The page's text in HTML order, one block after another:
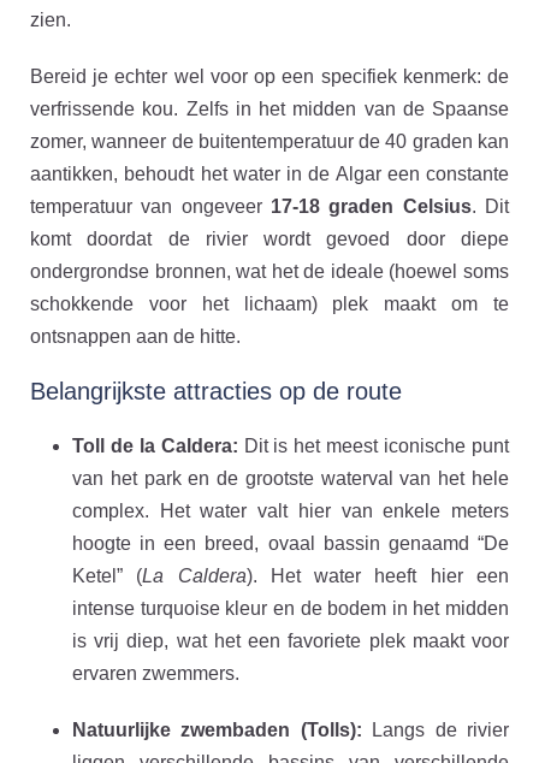
zien.
Bereid je echter wel voor op een specifiek kenmerk: de
verfrissende kou. Zelfs in het midden van de Spaanse
zomer, wanneer de buitentemperatuur de 40 graden kan
aantikken, behoudt het water in de Algar een constante
temperatuur van ongeveer 17-18 graden Celsius. Dit
komt doordat de rivier wordt gevoed door diepe
ondergrondse bronnen, wat het de ideale (hoewel soms
schokkende voor het lichaam) plek maakt om te
ontsnappen aan de hitte.
Belangrijkste attracties op de route
Toll de la Caldera: Dit is het meest iconische punt
van het park en de grootste waterval van het hele
complex. Het water valt hier van enkele meters
hoogte in een breed, ovaal bassin genaamd “De
Ketel” (La Caldera). Het water heeft hier een
intense turquoise kleur en de bodem in het midden
is vrij diep, wat het een favoriete plek maakt voor
ervaren zwemmers.
Natuurlijke zwembaden (Tolls): Langs de rivier